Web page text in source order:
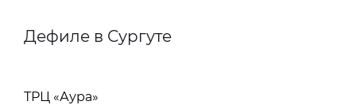
Дефиле в Сургуте
ТРЦ «Аура»